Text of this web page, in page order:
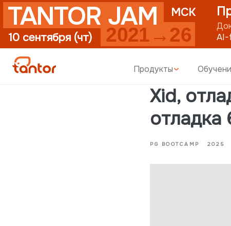
TANTOR JAM
2021→26
Доклады
AI-first
10 сентября (чт)
МСК
Продукты
Xid,
отладка
PG BOOTCAMP 2025